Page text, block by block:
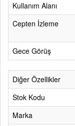
Kullanım Alanı
Cepten İzleme
Gece Görüş
Diğer Özellikler
Stok Kodu
Marka